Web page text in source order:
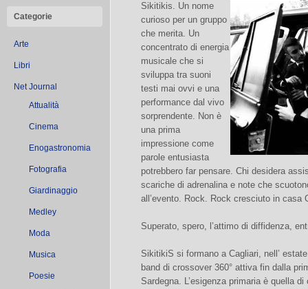
Categorie
Arte
Libri
Net Journal
Attualità
Cinema
Enogastronomia
Fotografia
Giardinaggio
Medley
Moda
Musica
Poesie
Sikitikis. Un nome
curioso per un gruppo
che merita. Un
concentrato di energia
musicale che si
sviluppa tra suoni
testi mai ovvi e una
performance dal vivo
sorprendente. Non è
una prima
impressione come
parole entusiasta
potrebbero far pensare. Chi desidera
scariche di adrenalina e note che
all’evento. Rock. Rock cresciuto in casa
Superato, spero, l’attimo di diffidenza,
SikitikiS si formano a Cagliari, nell’
band di crossover 360° attiva fin dalla
Sardegna. L’esigenza primaria è quella